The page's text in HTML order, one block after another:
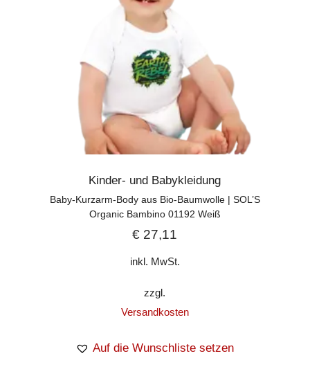
Kinder- und Babykleidung
Baby-Kurzarm-Body aus Bio-Baumwolle | SOL’S
Organic Bambino 01192 Weiß
€ 27,11
inkl. MwSt.
zzgl.
Versandkosten
Auf die Wunschliste setzen